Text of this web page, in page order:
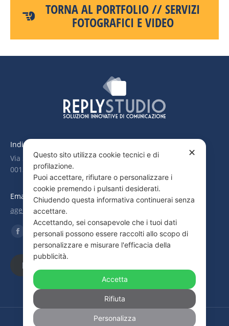
TORNA AL PORTFOLIO // SERVIZI
FOTOGRAFICI E VIDEO
Indirizzo:
Via Suvereto, 247
00139 Roma
Email:
agenzia@replystudio.com
Find us on:
Facebook
page
opens
in
window
YouTube
page
opens
in
new
window
Linkedin
page
new
Instagram
page
new
PERSONAL DATA POLICY
© 2026 Reply Studio S.r.l. - Tutti i diritti riservati - Partita IVA
✕
Questo sito utilizza cookie tecnici e di
profilazione.
Puoi accettare, rifiutare o personalizzare i
cookie premendo i pulsanti desiderati.
Chiudendo questa informativa continuerai senza
accettare.
Accettando, sei consapevole che i tuoi dati
personali possono essere raccolti allo scopo di
personalizzare e misurare l'efficacia della
pubblicità.
Accetta
Rifiuta
Personalizza